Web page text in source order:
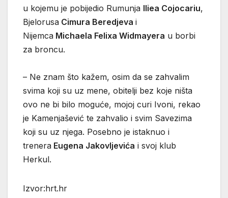
u kojemu je pobijedio Rumunja Iliea Cojocariu,
Bjelorusa Cimura Beredjeva i
Nijemca Michaela Felixa Widmayera u borbi
za broncu.
– Ne znam što kažem, osim da se zahvalim
svima koji su uz mene, obitelji bez koje ništa
ovo ne bi bilo moguće, mojoj curi Ivoni, rekao
je Kamenjašević te zahvalio i svim Savezima
koji su uz njega. Posebno je istaknuo i
trenera Eugena Jakovljevića i svoj klub
Herkul.
Izvor:hrt.hr